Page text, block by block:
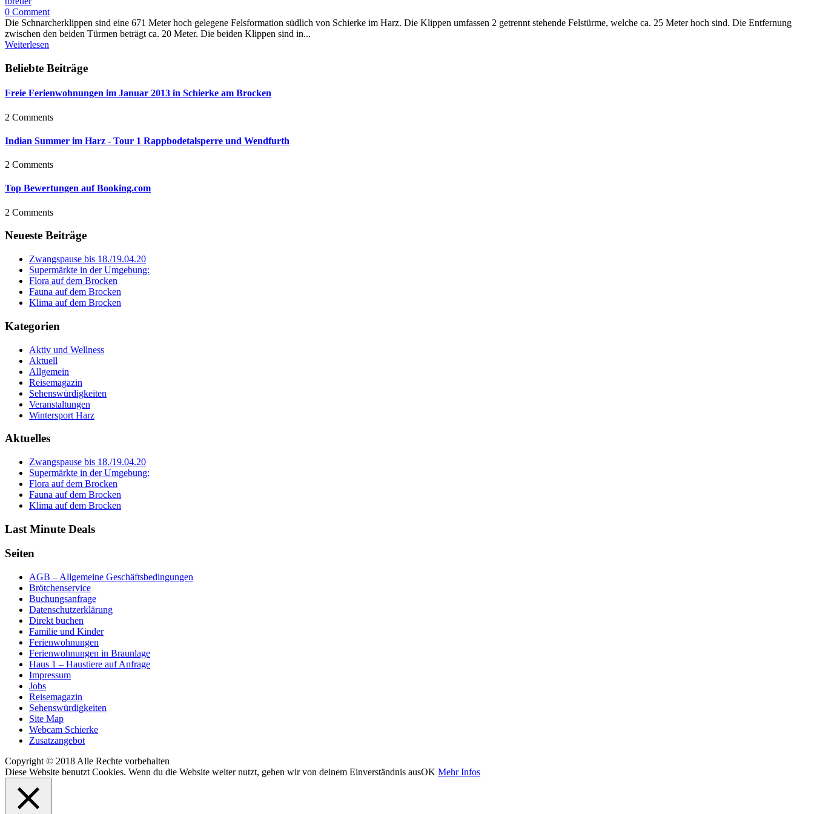
0 Comment
Die Schnarcherklippen sind eine 671 Meter hoch gelegene Felsformation südlich von Schierke im Harz. Die Klippen umfassen 2 getrennt stehende Felstürme, welche ca. 25 Meter hoch sind. Die Entfernung
zwischen den beiden Türmen beträgt ca. 20 Meter. Die beiden Klippen sind in...
Weiterlesen
Beliebte Beiträge
Freie Ferienwohnungen im Januar 2013 in Schierke am Brocken
2 Comments
Indian Summer im Harz - Tour 1 Rappbodetalsperre und Wendfurth
2 Comments
Top Bewertungen auf Booking.com
2 Comments
Neueste Beiträge
Zwangspause bis 18./19.04.20
Supermärkte in der Umgebung:
Flora auf dem Brocken
Fauna auf dem Brocken
Klima auf dem Brocken
Kategorien
Aktiv und Wellness
Aktuell
Allgemein
Reisemagazin
Sehenswürdigkeiten
Veranstaltungen
Wintersport Harz
Aktuelles
Zwangspause bis 18./19.04.20
Supermärkte in der Umgebung:
Flora auf dem Brocken
Fauna auf dem Brocken
Klima auf dem Brocken
Last Minute Deals
Seiten
AGB – Allgemeine Geschäftsbedingungen
Brötchenservice
Buchungsanfrage
Datenschutzerklärung
Direkt buchen
Familie und Kinder
Ferienwohnungen
Ferienwohnungen in Braunlage
Haus 1 – Haustiere auf Anfrage
Impressum
Jobs
Reisemagazin
Sehenswürdigkeiten
Site Map
Webcam Schierke
Zusatzangebot
Copyright © 2018 Alle Rechte vorbehalten
Diese Website benutzt Cookies. Wenn du die Website weiter nutzt, gehen wir von deinem Einverständnis ausOK Mehr Infos